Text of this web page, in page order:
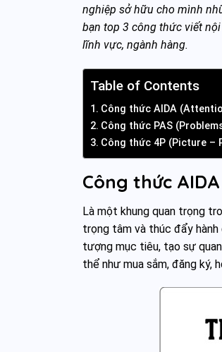
nghiệp sở hữu cho mình
bạn top 3 công thức viết
lĩnh vực, ngành hàng.
Table of Contents
Công thức AIDA
Công thức PAS
Công thức 4P (Picture –
Công thức
Là một khung quan trọng
trọng tâm và thúc đẩy
tượng mục tiêu, tạo sự
thể như mua sắm, đăng ký,